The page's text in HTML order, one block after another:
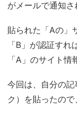
がメールで通知さ
貼られた「Aの」
「B」が認証す
「A」のサイト情
今回は、自分の
ク）を貼ったので